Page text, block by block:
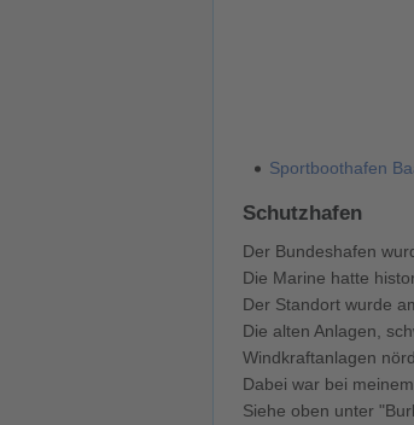
Sportboothafen
Schutzhafen
Der Bundeshafen
Die Marine hatte
Der Standort wurde
Die alten Anlagen,
Windkraftanlagen
Dabei war bei
Siehe oben unter